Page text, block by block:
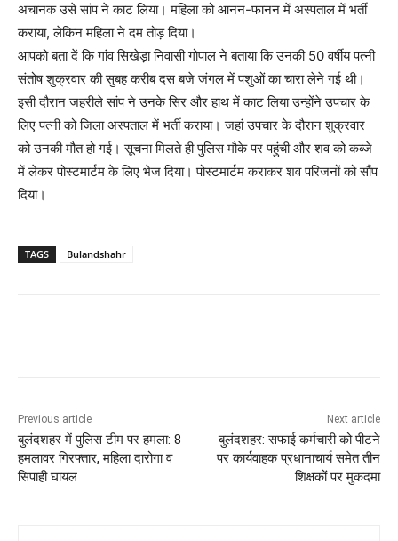
अचानक उसे सांप ने काट लिया। महिला को आनन-फानन में अस्पताल में भर्ती
कराया, लेकिन महिला ने दम तोड़ दिया।
आपको बता दें कि गांव सिखेड़ा निवासी गोपाल ने बताया कि उनकी 50 वर्षीय पत्नी
संतोष शुक्रवार की सुबह करीब दस बजे जंगल में पशुओं का चारा लेने गई थी।
इसी दौरान जहरीले सांप ने उनके सिर और हाथ में काट लिया उन्होंने उपचार के
लिए पत्नी को जिला अस्पताल में भर्ती कराया। जहां उपचार के दौरान शुक्रवार
को उनकी मौत हो गई। सूचना मिलते ही पुलिस मौके पर पहुंची और शव को कब्जे
में लेकर पोस्टमार्टम के लिए भेज दिया। पोस्टमार्टम कराकर शव परिजनों को सौंप
दिया।
TAGS Bulandshahr
Previous article
बुलंदशहर में पुलिस टीम पर हमला: 8
हमलावर गिरफ्तार, महिला दारोगा व
सिपाही घायल
Next article
बुलंदशहर: सफाई कर्मचारी को पीटने
पर कार्यवाहक प्रधानाचार्य समेत तीन
शिक्षकों पर मुकदमा